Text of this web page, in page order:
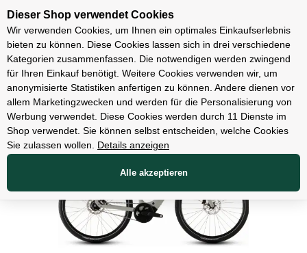
Unsere Filialen
E-Bikes
Dieser Shop verwendet Cookies
Wir verwenden Cookies, um Ihnen ein optimales Einkaufserlebnis
bieten zu können. Diese Cookies lassen sich in drei verschiedene
Kategorien zusammenfassen. Die notwendigen werden zwingend
für Ihren Einkauf benötigt. Weitere Cookies verwenden wir, um
anonymisierte Statistiken anfertigen zu können. Andere dienen vor
allem Marketingzwecken und werden für die Personalisierung von
Werbung verwendet. Diese Cookies werden durch 11 Dienste im
Shop verwendet. Sie können selbst entscheiden, welche Cookies
Sie zulassen wollen.
Details anzeigen
Alle akzeptieren